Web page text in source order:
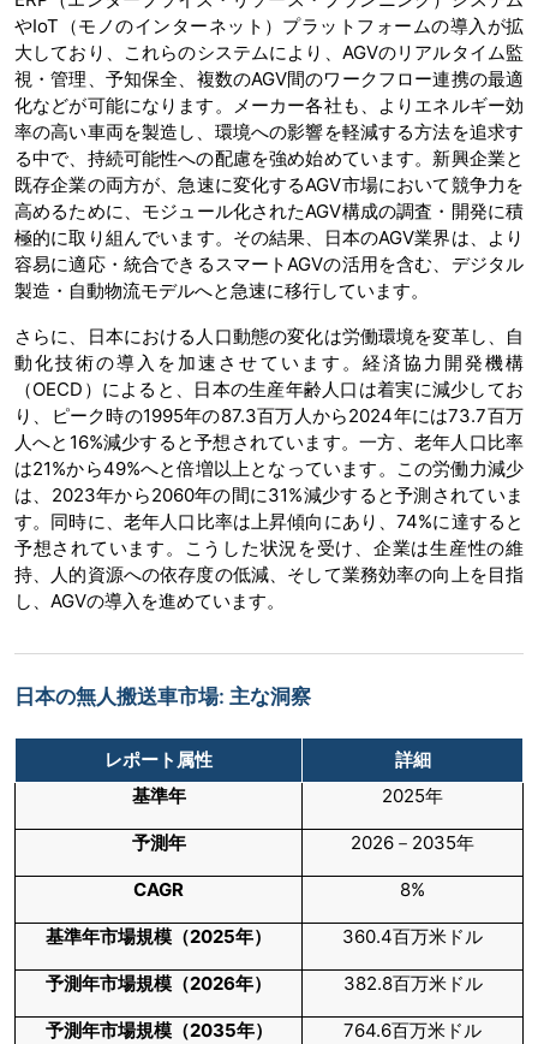
やIoT（モノのインターネット）プラットフォームの導入が拡
大しており、これらのシステムにより、AGVのリアルタイム監
視・管理、予知保全、複数のAGV間のワークフロー連携の最適
化などが可能になります。メーカー各社も、よりエネルギー効
率の高い車両を製造し、環境への影響を軽減する方法を追求す
る中で、持続可能性への配慮を強め始めています。新興企業と
既存企業の両方が、急速に変化するAGV市場において競争力を
高めるために、モジュール化されたAGV構成の調査・開発に積
極的に取り組んでいます。その結果、日本のAGV業界は、より
容易に適応・統合できるスマートAGVの活用を含む、デジタル
製造・自動物流モデルへと急速に移行しています。
さらに、日本における人口動態の変化は労働環境を変革し、自
動化技術の導入を加速させています。経済協力開発機構
（OECD）によると、日本の生産年齢人口は着実に減少してお
り、ピーク時の1995年の87.3百万人から2024年には73.7百万
人へと16%減少すると予想されています。一方、老年人口比率
は21%から49%へと倍増以上となっています。この労働力減少
は、2023年から2060年の間に31%減少すると予測されていま
す。同時に、老年人口比率は上昇傾向にあり、74%に達すると
予想されています。こうした状況を受け、企業は生産性の維
持、人的資源への依存度の低減、そして業務効率の向上を目指
し、AGVの導入を進めています。
日本の無人搬送車市場: 主な洞察
レポート属性
詳細
基準年
2025年
予測年 2026－2035年
CAGR 8%
基準年市場規模（2025年） 360.4百万米ドル
予測年市場規模（2026年） 382.8百万米ドル
予測年市場規模（2035年） 764.6百万米ドル